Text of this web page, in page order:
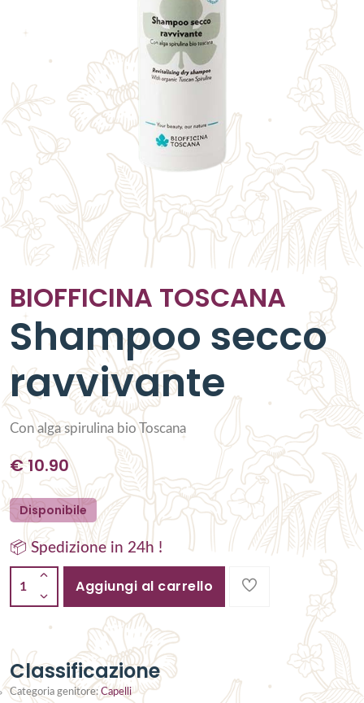
BIOFFICINA TOSCANA
Shampoo secco
ravvivante
Con alga spirulina bio Toscana
€10.90
Disponibile
📦 Spedizione in 24h !
1 Aggiungi al carrello
Classificazione
Categoria genitore: Capelli